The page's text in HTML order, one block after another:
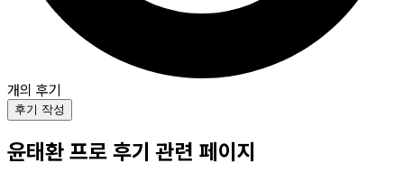
개의 후기
후기 작성
윤태환 프로 후기 관련 페이지